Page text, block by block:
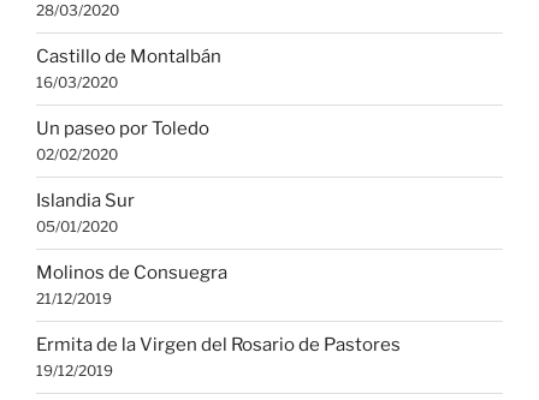
28/03/2020
Castillo de Montalbán
16/03/2020
Un paseo por Toledo
02/02/2020
Islandia Sur
05/01/2020
Molinos de Consuegra
21/12/2019
Ermita de la Virgen del Rosario de Pastores
19/12/2019